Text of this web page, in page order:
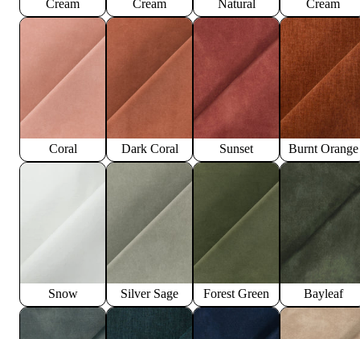
Cream Cream Natural Cream
Coral Dark Coral Sunset Burnt Orange
Snow Silver Sage Forest Green Bayleaf